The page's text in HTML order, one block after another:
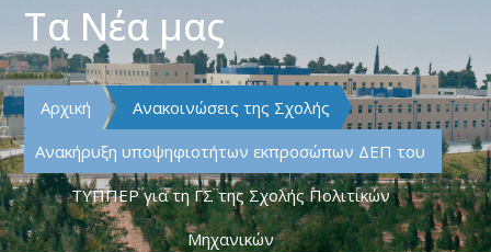
Τα Νέα μας
Αρχική
Ανακοινώσεις της Σχολής
Ανακήρυξη υποψηφιοτήτων εκπροσώπων ΔΕΠ του
ΤΥΠΠΕΡ για τη ΓΣ της Σχολής Πολιτικών
Μηχανικών